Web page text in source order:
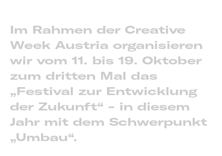
Im Rahmen der Creative
Week Austria organisieren
wir vom 11. bis 19. Oktober
zum dritten Mal das
„Festival zur Entwicklung
der Zukunft“ - in diesem
Jahr mit dem Schwerpunkt
„Umbau“.